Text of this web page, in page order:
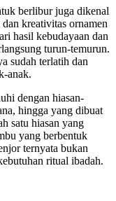
berlibur juga dikenal
kreativitas ornamen
hasil kebudayaan dan
turun-temurun.
sudah terlatih dan
anak.
dengan hiasan-
hingga yang dibuat
satu hiasan yang
yang berbentuk
ternyata bukan
ritual ibadah.